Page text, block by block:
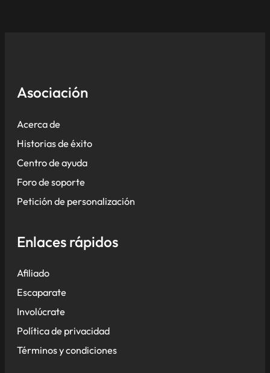
Asociación
Acerca de
Historias de éxito
Centro de ayuda
Foro de soporte
Petición de personalización
Enlaces rápidos
Afiliado
Escaparate
Involúcrate
Política de privacidad
Términos y condiciones